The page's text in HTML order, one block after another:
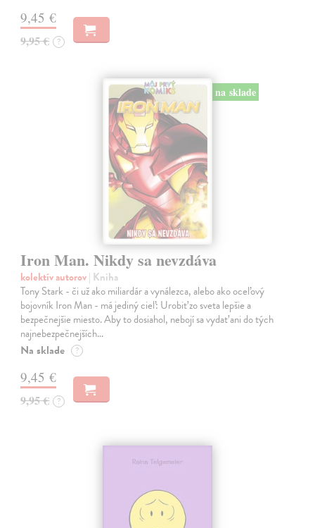
9,45 €
9,95 € ?
na sklade
Iron Man. Nikdy sa nevzdáva
kolektív autorov| Kniha
Tony Stark - či už ako miliardár a vynálezca, alebo ako oceľový
bojovník Iron Man - má jediný cieľ: Urobiť zo sveta lepšie a
bezpečnejšie miesto. Aby to dosiahol, nebojí sa vydať ani do tých
najnebezpečnejších…
Na sklade ?
9,45 €
9,95 € ?